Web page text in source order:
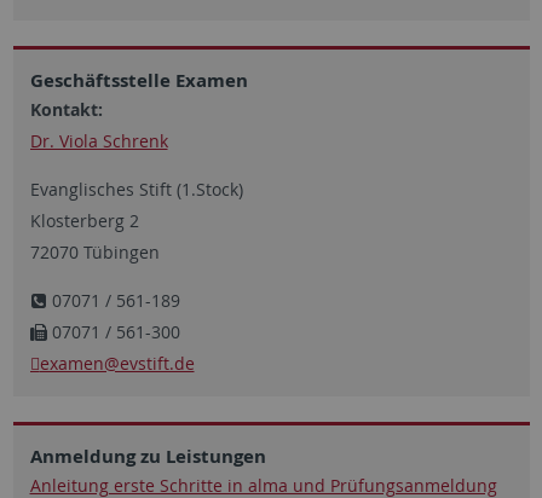
Geschäftsstelle Examen
Kontakt:
Dr. Viola Schrenk
Evanglisches Stift (1.Stock)
Klosterberg 2
72070 Tübingen
07071 / 561-189
07071 / 561-300
examen@evstift.de
Anmeldung zu Leistungen
Anleitung erste Schritte in alma und Prüfungsanmeldung